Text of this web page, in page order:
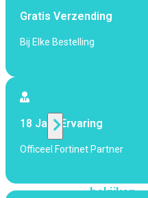
216F-
POE
424F-
Alle
bekijken
Gratis Verzending
Bij Elke Bestelling
18 Jaar Ervaring
Officeel Fortinet Partner